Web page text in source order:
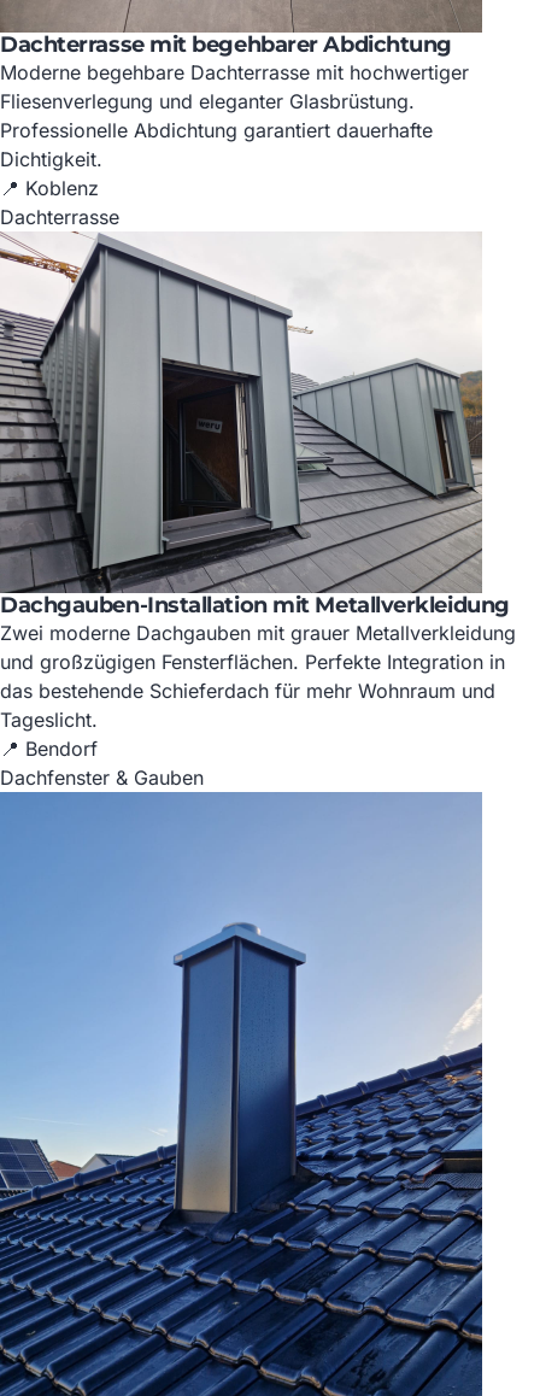
Dachterrasse mit begehbarer Abdichtung
Moderne begehbare Dachterrasse mit hochwertiger
Fliesenverlegung und eleganter Glasbrüstung.
Professionelle Abdichtung garantiert dauerhafte
Dichtigkeit.
📍 Koblenz
Dachterrasse
Dachgauben-Installation mit Metallverkleidung
Zwei moderne Dachgauben mit grauer Metallverkleidung
und großzügigen Fensterflächen. Perfekte Integration in
das bestehende Schieferdach für mehr Wohnraum und
Tageslicht.
📍 Bendorf
Dachfenster & Gauben